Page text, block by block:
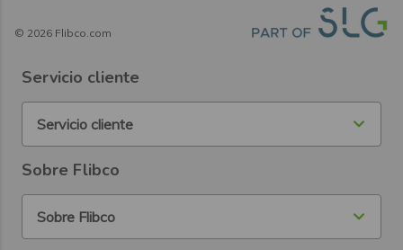
© 2026 Flibco.com
Servicio cliente
Servicio cliente
Sobre Flibco
Sobre Flibco